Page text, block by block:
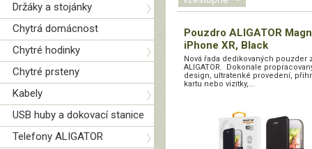
Držáky a stojánky
Chytrá domácnost
Chytré hodinky
Chytré prsteny
Kabely
USB huby a dokovací stanice
Telefony ALIGATOR
Pouzdro ALIGATOR
iPhone XR, Black
Nová řada dedikovaných pouzder
ALIGATOR. Dokonale
design, ultratenké provedení,
kartu nebo vizitky,...